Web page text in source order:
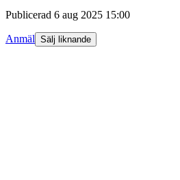
Publicerad 6 aug 2025 15:00
Anmäl Sälj liknande